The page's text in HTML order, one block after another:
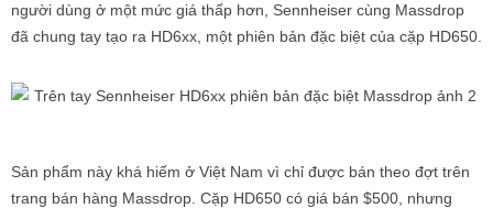
người dùng ở một mức giá thấp hơn, Sennheiser cùng Massdrop
đã chung tay tạo ra HD6xx, một phiên bản đặc biệt của cặp HD650.
Sản phẩm này khá hiếm ở Việt Nam vì chỉ được bán theo đợt trên
trang bán hàng Massdrop. Cặp HD650 có giá bán $500, nhưng